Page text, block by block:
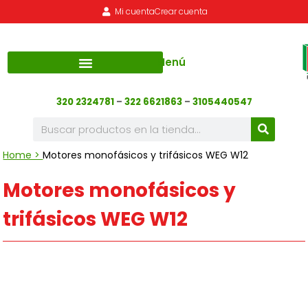
Mi cuentaCrear cuenta
Menú
320 2324781– 322 6621863 – 3105440547
Home >Motores monofásicos y trifásicos WEG W12
Motores monofásicos y
trifásicos WEG W12